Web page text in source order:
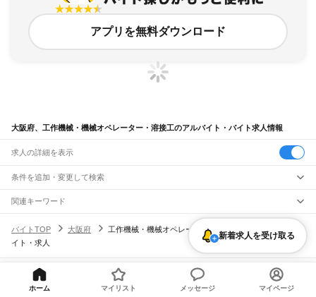
アプリを無料ダウンロード
大阪府、工作機械・機械オペレーター・溶接工のアルバイト・バイト求人情報
求人の詳細を表示
条件を追加・変更して検索
市区町村を追加・変更
大阪府すべて
大阪市
浪速区西淀川区東淀川区東成区
生野区
阿倍野区 西成区
住之江区
平野区
駅を追加・変更
新大阪駅
JR神戸線(大阪～神戸)
職種を追加・変更
飲食・フードサービス
飲食・フードサービス
すべて
ホールスタッフ
キッチンスタッフ 皿洗い・洗い場精肉・鮮魚加工 給食調理
特徴を追加・変更
人気
関連キーワード
大阪府 製造・工場 工作機械・機械オペレーター・溶接工 半導体
大阪府 製造・工場 工作機械・機械オペレーター・溶接工 クリーンルーム
大阪府 製造・工場 工作機械・機械オペレーター・溶接工 派遣社員 半導体
大阪府 製造・工場 組立・加工 作業スタッフ
バイトTOP 大阪府
工作機械・機械オペレーター・溶接工のアルバイト・バ
イト・求人
新着求人を受け取る
ヘルプ・お問い合わせ サイトマップ
利用規約・プライバシーポリシー
[企業]求人広告の掲載相談
ホーム マイリスト メッセージ マイページ